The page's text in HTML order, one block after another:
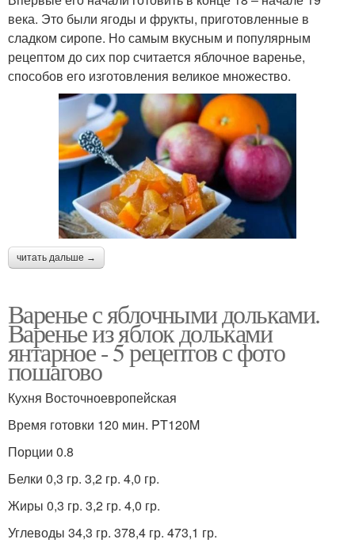
века. Это были ягоды и фрукты, приготовленные в
сладком сиропе. Но самым вкусным и популярным
рецептом до сих пор считается яблочное варенье,
способов его изготовления великое множество.
читать дальше →
Варенье с яблочными дольками.
Варенье из яблок дольками
янтарное - 5 рецептов с фото
пошагово
Кухня Восточноевропейская
Время готовки 120 мин. PT120M
Порции 0.8
Белки 0,3 гр. 3,2 гр. 4,0 гр.
Жиры 0,3 гр. 3,2 гр. 4,0 гр.
Углеводы 34,3 гр. 378,4 гр. 473,1 гр.